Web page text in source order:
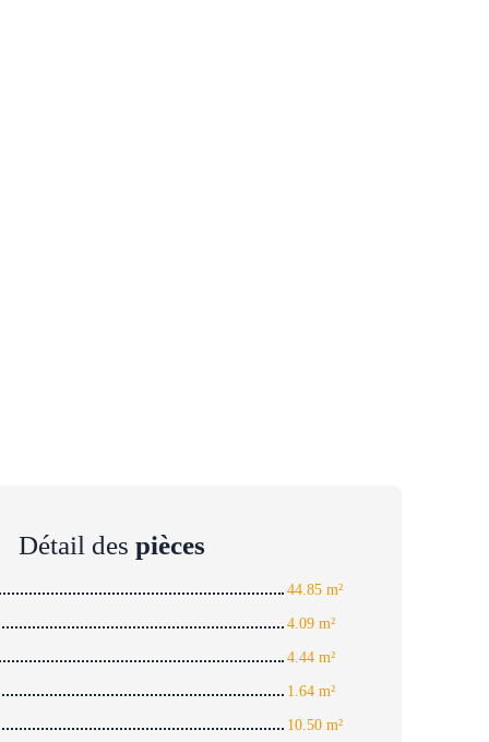
Détail des pièces
44.85 m²
4.09 m²
4.44 m²
1.64 m²
10.50 m²